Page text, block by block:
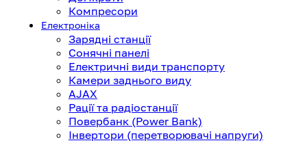
Компресори
Електроніка
Зарядні станції
Сонячні панелі
Електричні види транспорту
Камери заднього виду
AJAX
Рації та радіостанції
Повербанк (Power Bank)
Інвертори (перетворювачі напруги)